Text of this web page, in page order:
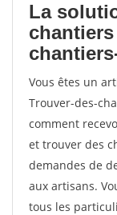
La
Vous êtes un
Trouver-des-
comment
et trouver des
demandes de
aux artisans.
tous les